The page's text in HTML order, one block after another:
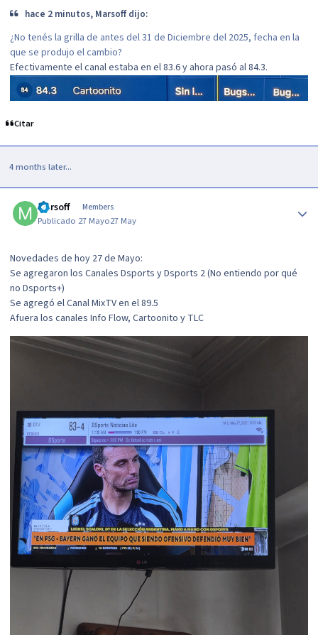
hace 2 minutos, Marsoff dijo:
¿No tenés la grilla de antes del 31 de Diciembre del 2025, fecha en la
que se produjo el cambio?
Efectivamente el canal estaba en el 83.6 y ahora pasó al 84.3.
Citar
4 months later...
Marsoff Members
Publicado 27 Mayo27 May
Novedades de hoy 27 de Mayo:
Se agregaron los Canales Dsports y Dsports 2 (No entiendo por qué
no Dsports+)
Se agregó el Canal MixTV en el 89.5
Afuera los canales Info Flow, Cartoonito y TLC